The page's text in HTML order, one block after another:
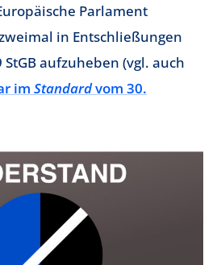
Parlament
in Entschließungen
aufzuheben (vgl. auch
im Standardvom 30.